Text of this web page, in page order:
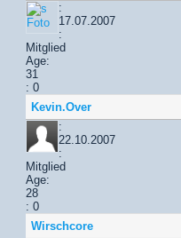
:
17.07.2007
:
Mitglied
Age:
31
: 0
Kevin.Over
:
22.10.2007
:
Mitglied
Age:
28
: 0
Wirschcore